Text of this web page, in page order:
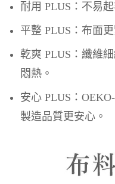
耐用 PLUS：不易
平整 PLUS：布面
乾爽 PLUS：纖維
悶熱。
安心 PLUS：
製造品質更安心。